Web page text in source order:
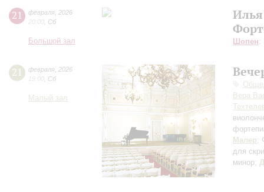
21 февраля 2026
20:00 Сб
Большой зал Шопен:
21 февраля 2026
19:00 Сб
Малый зал
Вера
Малер:
для
минор;